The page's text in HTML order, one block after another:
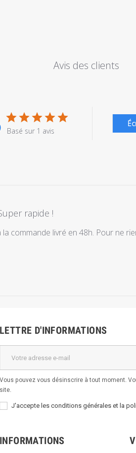
Avis des clients
Basé sur 1 avis
rapide !
commande livré en 48h. Pour ne
LETTRE D'INFORMATIONS
Vous pouvez vous désinscrire à tout moment.
site.
J'accepte les conditions générales et la
INFORMATIONS